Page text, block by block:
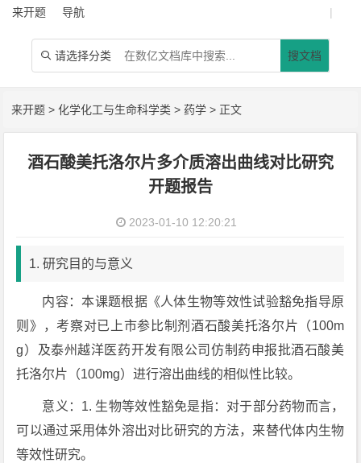
来开题 导航 |
 请选择分类 搜文档
来开题 >化学化工与生命科学类 > 药学 > 正文
酒石酸美托洛尔片多介质溶出曲线对比研究
开题报告
2023-01-10 12:20:21
1. 研究目的与意义
内容：本课题根据《人体生物等效性试验豁免指导原
则》，考察对已上市参比制剂酒石酸美托洛尔片（100m
g）及泰州越洋医药开发有限公司仿制药申报批酒石酸美
托洛尔片（100mg）进行溶出曲线的相似性比较。
意义：1. 生物等效性豁免是指：对于部分药物而言，
可以通过采用体外溶出对比研究的方法，来替代体内生物
等效性研究。